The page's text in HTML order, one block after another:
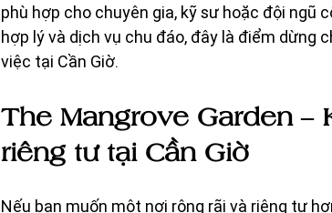
phù hợp cho chuyên gia, kỹ sư hoặc đội ngũ
hợp lý và dịch vụ chu đáo, đây là điểm dừng
việc tại Cần Giờ.
The Mangrove Garden –
riêng tư tại Cần Giờ
Nếu bạn muốn một nơi rộng rãi và riêng tư